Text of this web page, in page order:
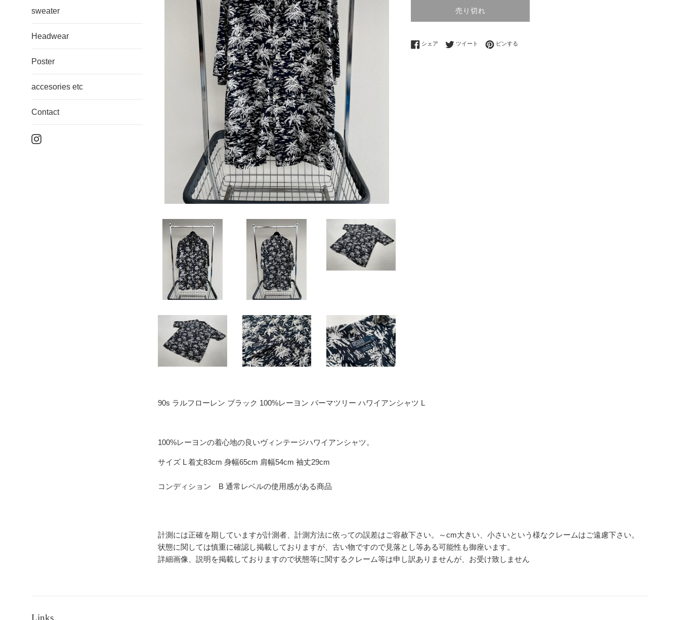
sweater
Headwear
Poster
accesories etc
Contact
Instagram
売り切れ
シェア Facebookでシェアする
ツイート Twitterに投稿する
ピンする
90s ラルフローレン ブラック 100%レーヨン パーマツリー ハワイアンシャツ L
100%レーヨンの着心地の良いヴィンテージハワイアンシャツ。
サイズ L 着丈83cm 身幅65cm 肩幅54cm 袖丈29cm
コンディション B 通常レベルの使用感がある商品
計測には正確を期していますが計測者、計測方法に依っての誤差はご容赦下さい。～cm大きい、小さいという様なクレームはご遠慮下さい。
状態に関しては慎重に確認し掲載しておりますが、古い物ですので見落とし等ある可能性も御座います。
詳細画像、説明を掲載しておりますので状態等に関するクレーム等は申し訳ありませんが、お受け致しません